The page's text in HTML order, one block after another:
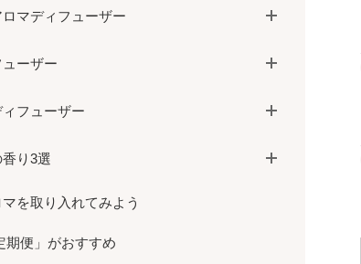
マディフューザー
ーザー
フューザー
り3選
を取り入れてみよう
期便」がおすすめ